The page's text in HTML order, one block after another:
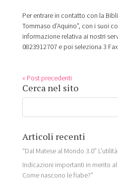
Per entrare in contatto con la
Tommaso d’Aquino”, con i suoi
informazione relativa ai nostri
0823912707 e poi seleziona 3
« Post precedenti
Cerca nel sito
Articoli recenti
“Dal Matese al Mondo 3.0”
Indicazioni importanti in merito
Come nascono le fiabe?”